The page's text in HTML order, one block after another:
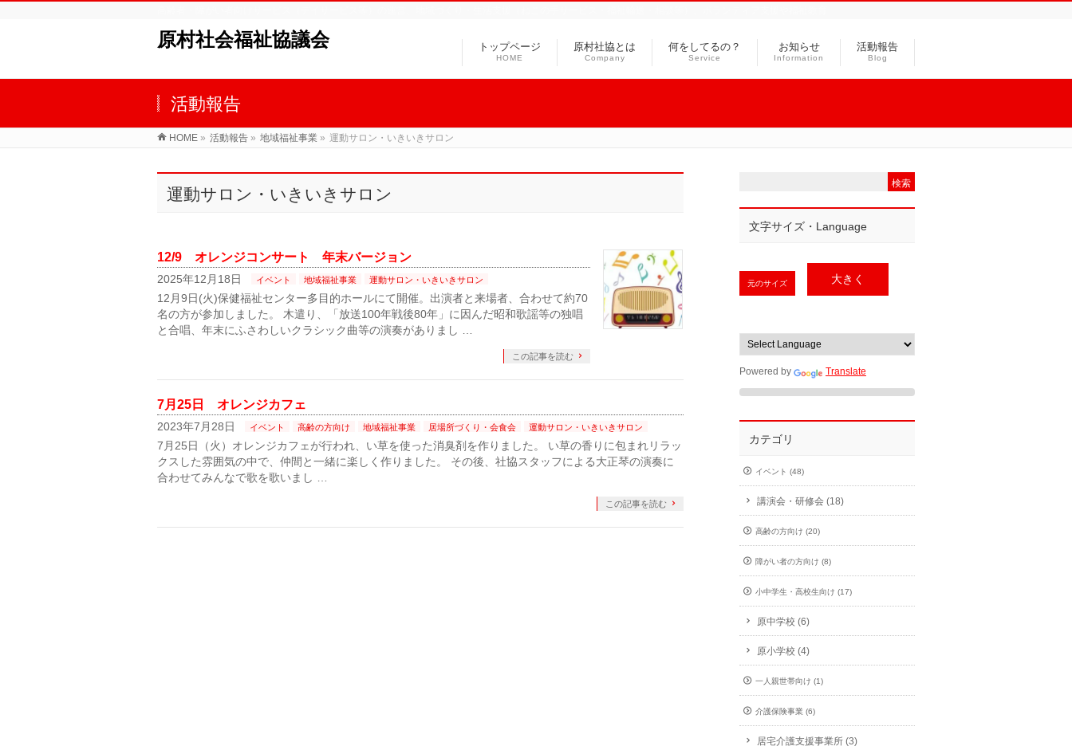
原村社会福祉協議会 トップページ
HOME
原村社協とは
Company
何をしてるの？
Service
お知らせ
Information
活動報告
Blog
活動報告
HOME » 活動報告 » 地域福祉事業 » 運動サロン・いきいきサロン
運動サロン・いきいきサロン
12/9 オレンジコンサート 年末バージョン
2025年12月18日 イベント 地域福祉事業 運動サロン・いきいきサロン
12月9日(火)保健福祉センター多目的ホールにて開催。出演者と来場者、合わせて約70
名の方が参加しました。 木遣り、「放送100年戦後80年」に因んだ昭和歌謡等の独唱
と合唱、年末にふさわしいクラシック曲等の演奏がありまし …
この記事を読む
7月25日 オレンジカフェ
2023年7月28日 イベント 高齢の方向け 地域福祉事業 居場所づくり・会食会 運動サロン・いきいきサロン
7月25日（火）オレンジカフェが行われ、い草を使った消臭剤を作りました。 い草の香りに包まれリラッ
クスした雰囲気の中で、仲間と一緒に楽しく作りました。 その後、社協スタッフによる大正琴の演奏に
合わせてみんなで歌を歌いまし …
この記事を読む
文字サイズ・Language
元のサイズ 大きく
Powered by Translate
カテゴリ
イベント (48)
講演会・研修会 (18)
高齢の方向け (20)
障がい者の方向け (8)
小中学生・高校生向け (17)
原中学校 (6)
原小学校 (4)
一人親世帯向け (1)
介護保険事業 (6)
居宅介護支援事業所 (3)